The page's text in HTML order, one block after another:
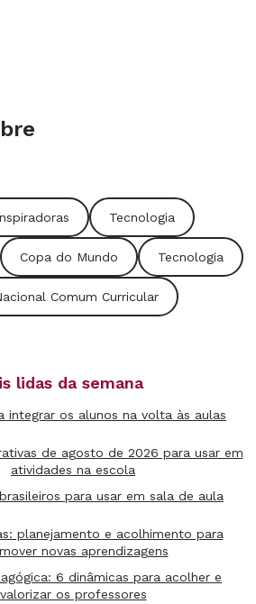
Tecnologia
Copa do Mundo Tecnologia
Comum Curricular
lidas da semana
integrar os alunos na volta às aulas
de agosto de 2026 para usar em
atividades na escola
para usar em sala de aula
planejamento e acolhimento para
novas aprendizagens
6 dinâmicas para acolher e
valorizar os professores